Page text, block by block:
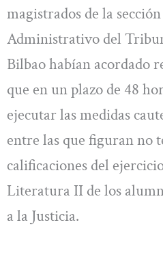
magistrados de la
Administrativo del
Bilbao habían acordado
que en un plazo de 48
ejecutar las medidas
entre las que figuran no
calificaciones del
Literatura II de los
a la Justicia.